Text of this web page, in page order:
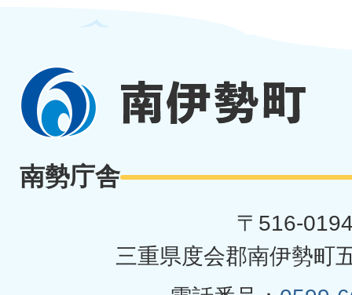
南勢庁舎
〒516-
三重県度会郡南伊勢町